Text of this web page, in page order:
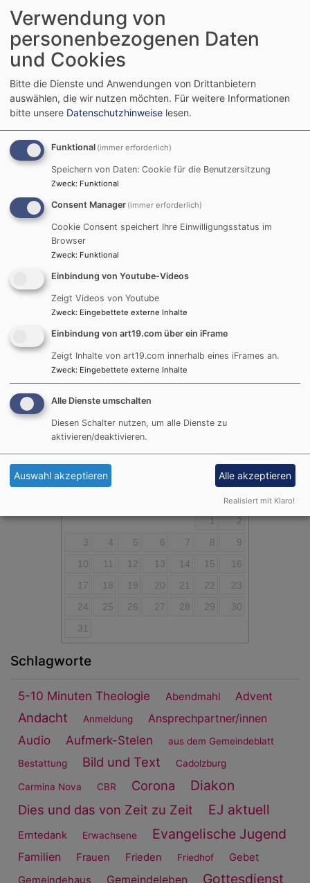
Bildrechte Georg Kramer
Podcast "kurz & gut"
Externe Inhalte von art19.com anzeigen?
Ja (einmalig)
Termine
So
1
2
3
4 5 6 7 8
9
10
11 12 13 14 15
16
17
18 19 20 21 22
23
24
25 26 27 28 29
30
31
Schlagworte
5-10 Minuten Theologie Abendmahl Advent
Andacht Anmeldung Ansprechpartner/innen
Audio Aufmerk-Stelen
aus dem Gemeindeblatt
Bestattung
Bild und Text Cadolzburg
Carmina Nova CBR Corona Diakon
Dies und das von Zeit zu Zeit EJ aktuell
Erntedank Erwachsene Evangelische Jugend
Familien Frauen Frieden Friedhof
Gebet
Gemeindeleben Gottesdienst
Verwendung von
personenbezogenen Daten
und Cookies
Bitte die Dienste und Anwendungen von Drittanbietern
auswählen, die wir nutzen möchten. Für weitere Informationen
bitte unsere Datenschutzhinweise lesen.
Funktional (immer erforderlich)
Speichern von Daten: Cookie für die Benutzersitzung
Zweck: Funktional
Consent Manager (immer erforderlich)
Cookie Consent speichert Ihre Einwilligungsstatus im
Browser
Zweck: Funktional
Einbindung von Youtube-Videos
Zeigt Videos von Youtube
Zweck: Eingebettete externe Inhalte
Einbindung von art19.com über ein iFrame
Zeigt Inhalte von art19.com innerhalb eines iFrames an.
Zweck: Eingebettete externe Inhalte
Alle Dienste umschalten
Diesen Schalter nutzen, um alle Dienste zu
aktivieren/deaktivieren.
Auswahl akzeptieren Alle akzeptieren
Realisiert mit Klaro!